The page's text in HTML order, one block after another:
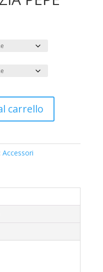
carrello
Accessori